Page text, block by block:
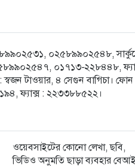
০২৫৮৯৯০২৫৪৮,
০১৭১৩-২২৮৪৪৮,
স্বজন টাওয়ার, ৪ সেগুন বাগিচা।
ফ্যাক্স : ২২৩৩৮৮৫২২।
ওয়েবসাইটের কোনো লেখা, ছবি,
ভিডিও অনুমতি ছাড়া ব্যবহার